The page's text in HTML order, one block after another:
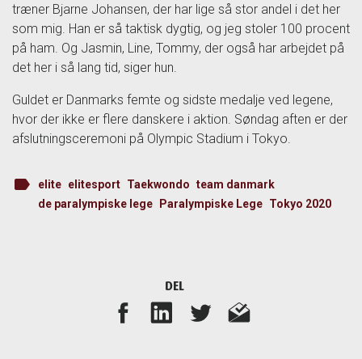
træner Bjarne Johansen, der har lige så stor andel i det her
som mig. Han er så taktisk dygtig, og jeg stoler 100 procent
på ham. Og Jasmin, Line, Tommy, der også har arbejdet på
det her i så lang tid, siger hun.
Guldet er Danmarks femte og sidste medalje ved legene,
hvor der ikke er flere danskere i aktion. Søndag aften er der
afslutningsceremoni på Olympic Stadium i Tokyo.
label elite elitesport Taekwondo team danmark
de paralympiske lege
Paralympiske Lege Tokyo 2020
DEL